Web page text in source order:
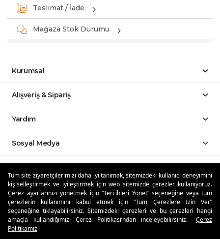
Tüm site ziyaretçilerimizi daha iyi tanımak, sitemizdeki kullanıcı deneyimini
kişiselleştirmek ve iyileştirmek için web sitemizde çerezler kullanıyoruz.
Çerez ayarlarınızı yönetmek için “Tercihleri Yönet” seçeneğine veya tüm
çerezlerin kullanımını kabul etmek için “Tüm Çerezlere İzin Ver”
seçeneğine tıklayabilirsiniz. Sitemizdeki çerezleri ve bu çerezleri hangi
amaçla kullandığımızı Çerez Politikası’ndan inceleyebilirsiniz.
Çerez
Politikamız
Teslimat / İade
Mağaza Stok Durumu
Kurumsal
Alışveriş & Sipariş
Yardım
Sosyal Medya
Özdilekteyim'de Taksit Avantajları
Güvenli Alışveriş